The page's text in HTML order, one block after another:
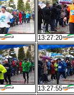
13:27:20
13:27:55